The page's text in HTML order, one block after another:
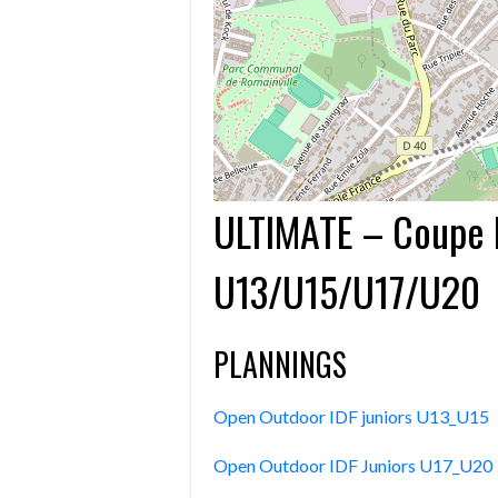
ULTIMATE –
U13/U15/U17/U20
PLANNINGS
Open Outdoor IDF juniors U13_U15
Open Outdoor IDF Juniors U17_U20